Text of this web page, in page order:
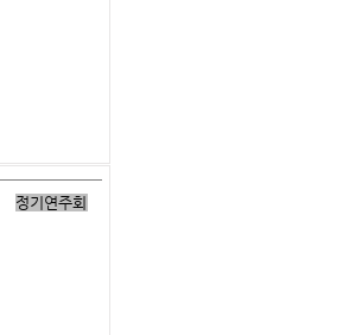
정기연주회